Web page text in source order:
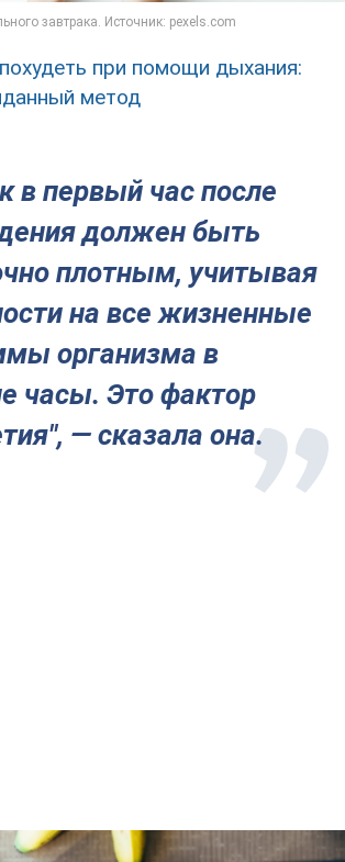
при помощи дыхания:
метод
в первый час после
должен быть
плотным, учитывая
на все жизненные
организма в
часы. Это фактор
— сказала она.